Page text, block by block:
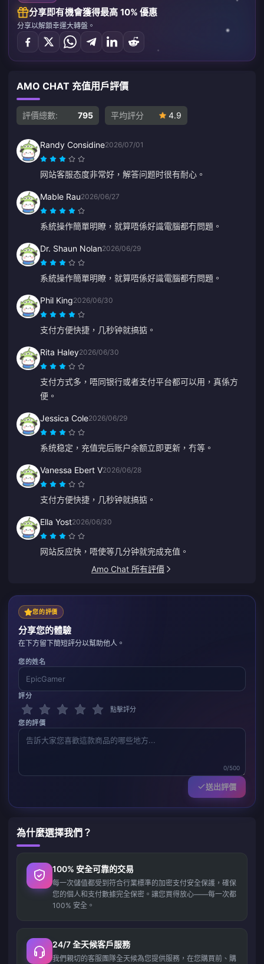
分享即有機會獲得最高 10% 優惠
分享以解鎖幸運大轉盤。
AMO CHAT 充值用戶評價
評價總數: 795 平均評分 4.9
Randy Considine2026/07/01
网站客服态度非常好，解答问题时很有耐心。
Mable Rau2026/06/27
系統操作簡單明瞭，就算唔係好識電腦都冇問題。
Dr. Shaun Nolan2026/06/29
系統操作簡單明瞭，就算唔係好識電腦都冇問題。
Phil King2026/06/30
支付方便快捷，几秒钟就搞掂。
Rita Haley2026/06/30
支付方式多，唔同银行或者支付平台都可以用，真係方
便。
Jessica Cole2026/06/29
系统稳定，充值完后账户余额立即更新，冇等。
Vanessa Ebert V2026/06/28
支付方便快捷，几秒钟就搞掂。
Ella Yost2026/06/30
网站反应快，唔使等几分钟就完成充值。
Amo Chat 所有評價
您的評價
分享您的體驗
在下方留下簡短評分以幫助他人。
您的姓名
評分
點擊評分
您的評價
0/500
送出評價
為什麼選擇我們？
100% 安全可靠的交易
每一次儲值都受到符合行業標準的加密支付安全保護，確保
您的個人和支付數據完全保密。讓您買得放心——每一次都
100% 安全。
24/7 全天候客戶服務
我們親切的客服團隊全天候為您提供服務，在您購買前、購